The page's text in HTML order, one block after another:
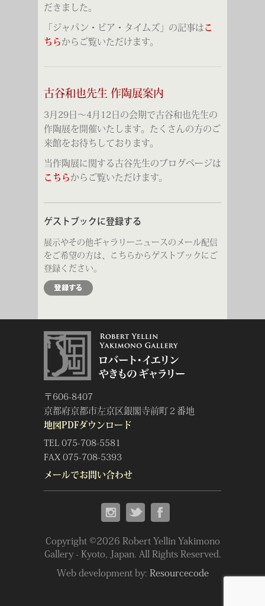
だきました。
「ジャパン・ビア・タイムズ」の記事はこ
ちらからご覧いただけます。
古谷和也先生 作陶展案内
3月29日～4月12日の会期で古谷和也先生の
作陶展を開催いたします。たくさんの方のご
来館をお待ちしております。
当作陶展に関する古谷先生のブログページは
こちらからご覧いただけます。
ゲストブックに登録する
展示やその他ギャラリーニュースのメール配信
をご希望の方は、こちらからゲストブックにご
登録ください。
〒606-8407
京都府京都市左京区銀閣寺前町２番地
地図PDFダウンロード
TEL 075-708-5581
FAX 075-708-5393
メールでお問い合わせ
Copyright ©2026 Robert Yellin Yakimono
Gallery - Kyoto, Japan. All Rights Reserved.
Web development by: Resourcecode